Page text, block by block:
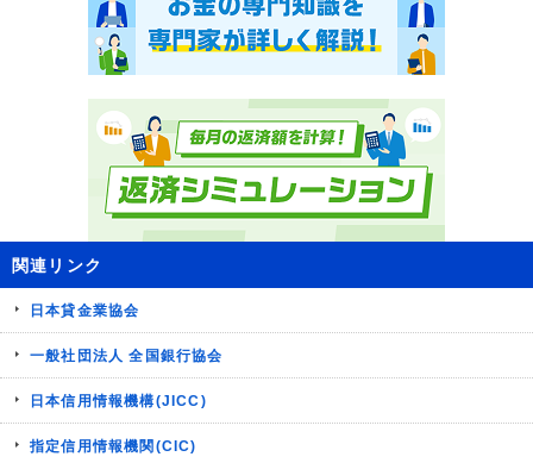
関連リンク
日本貸金業協会
一般社団法人 全国銀行協会
日本信用情報機構(JICC)
指定信用情報機関(CIC)